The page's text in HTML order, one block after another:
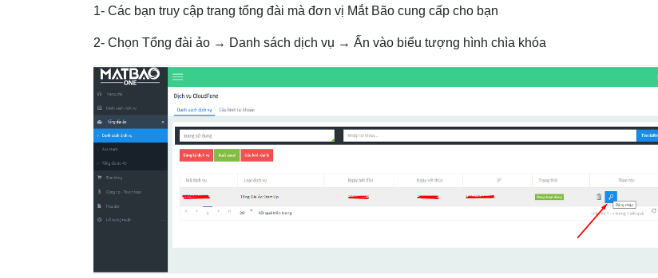
1- Các bạn truy cập trang tổng đài mà đơn vị Mắt Bão cung cấp cho bạn
2- Chọn Tổng đài ảo → Danh sách dịch vụ → Ấn vào biểu tượng hình chìa khóa